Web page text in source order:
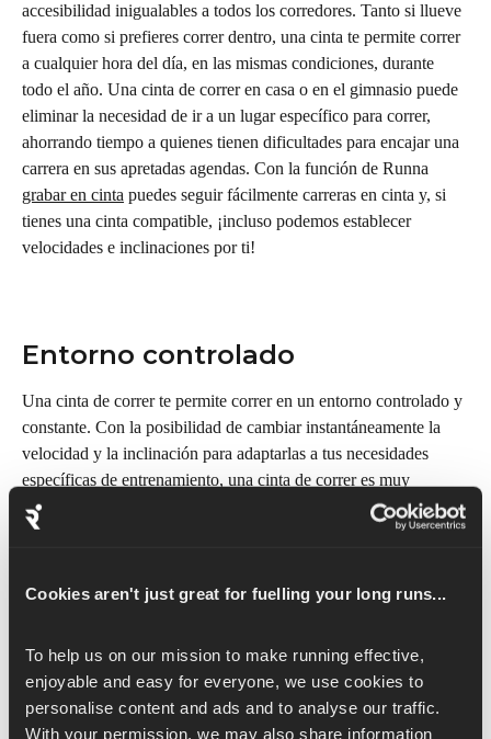
Cookies aren't just great for fuelling your long runs...
To help us on our mission to make running effective,
enjoyable and easy for everyone, we use cookies to
personalise content and ads and to analyse our traffic.
With your permission, we may also share information
accesibilidad inigualables a todos los corredores. Tanto si llueve
fuera como si prefieres correr dentro, una cinta te permite correr
a cualquier hora del día, en las mismas condiciones, durante
todo el año. Una cinta de correr en casa o en el gimnasio puede
eliminar la necesidad de ir a un lugar específico para correr,
ahorrando tiempo a quienes tienen dificultades para encajar una
carrera en sus apretadas agendas. Con la función de Runna
grabar en cinta puedes seguir fácilmente carreras en cinta y, si
tienes una cinta compatible, ¡incluso podemos establecer
velocidades e inclinaciones por ti!
Entorno controlado
Una cinta de correr te permite correr en un entorno controlado y
constante. Con la posibilidad de cambiar instantáneamente la
velocidad y la inclinación para adaptarlas a tus necesidades
específicas de entrenamiento, una cinta de correr es muy
beneficiosa para los usuarios que quieren simular condiciones
específicas, como un terreno montañoso. Las cintas de correr
centrada en la velocidad cuando no es posible utilizar una pista.
condiciones ideales.
Para las articulaciones